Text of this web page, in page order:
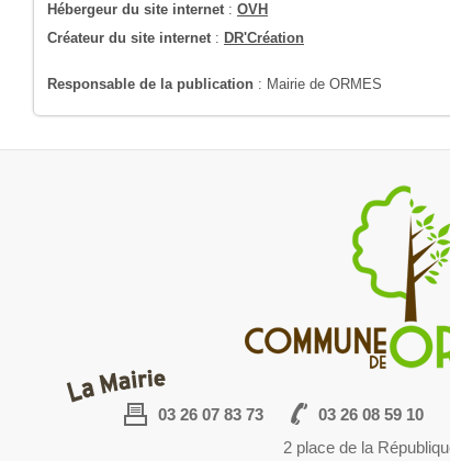
Responsable de la publication : Mairie de ORMES
Créateur du site internet: DR'Création
Hébergeur du site internet: OVH
03 26 07 83 73 03 26 08 59 10
2 place de la